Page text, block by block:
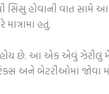
હોવાની વાત સામે
હતું.
છે. આ એક એવું ઝેરીલું
અને બેટરીઓમાં જોવા